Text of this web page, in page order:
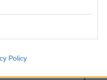
Policy
tehden. Niinpä en
sitä, että
Niitä tärkeämpää